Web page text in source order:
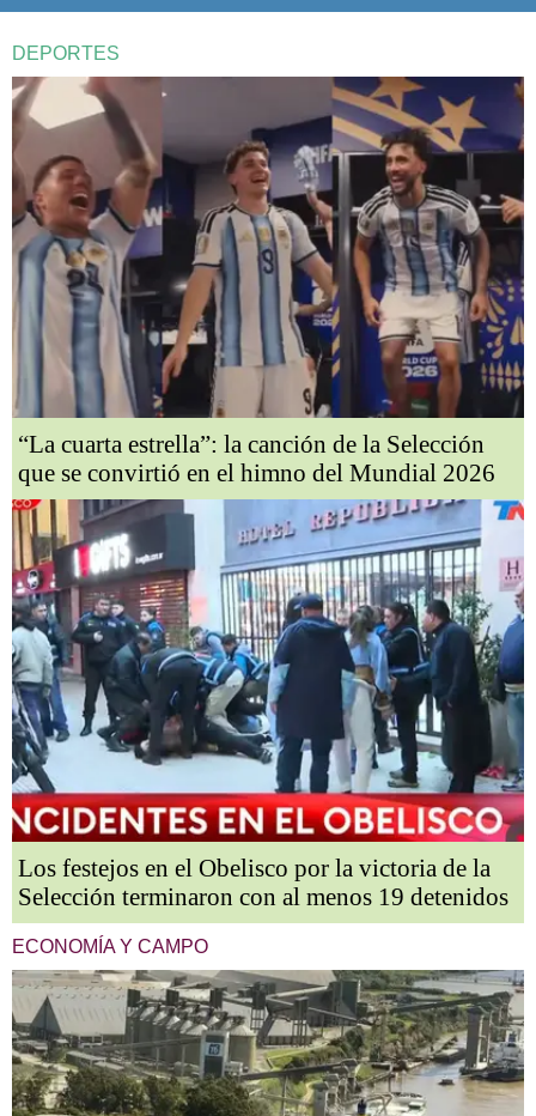
DEPORTES
“La cuarta estrella”: la canción de la Selección
que se convirtió en el himno del Mundial 2026
Los festejos en el Obelisco por la victoria de la
Selección terminaron con al menos 19 detenidos
ECONOMÍA Y CAMPO